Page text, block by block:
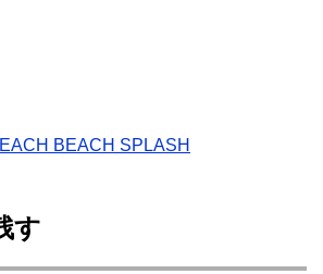
BEACH SPLASH
す